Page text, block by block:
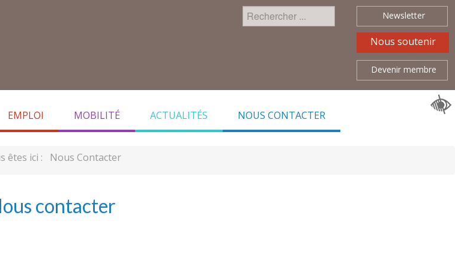
Rechercher
EMPLOI MOBILITÉ ACTUALITÉS NOUS CONTACTER
Newsletter
Nous soutenir
Devenir membre
êtes ici : Nous Contacter
contacter